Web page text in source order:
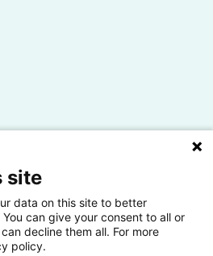
site
data on this site to better
can give your consent to all or
decline them all. For more
policy.